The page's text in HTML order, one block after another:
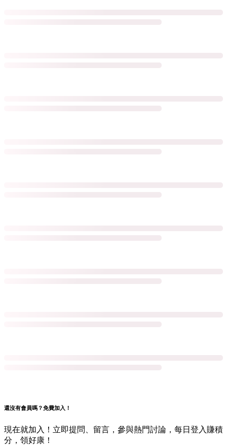
還沒有會員嗎？免費加入！
現在就加入！立即提問、留言，參與熱門討論，每日登入賺積
分，領好康！